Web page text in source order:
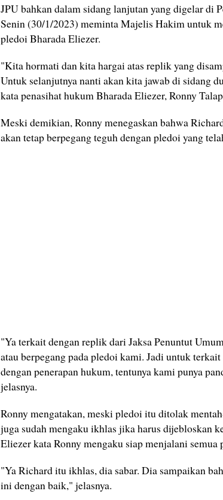
JPU bahkan dalam sidang lanjutan yang digelar di
Senin (30/1/2023) meminta Majelis Hakim untuk
pledoi Bharada Eliezer.
"Kita hormati dan kita hargai atas replik yang
Untuk selanjutnya nanti akan kita jawab di sidang
kata penasihat hukum Bharada Eliezer, Ronny
Meski demikian, Ronny menegaskan bahwa
akan tetap berpegang teguh dengan pledoi yang
"Ya terkait dengan replik dari Jaksa Penuntut
atau berpegang pada pledoi kami. Jadi untuk
dengan penerapan hukum, tentunya kami punya
jelasnya.
Ronny mengatakan, meski pledoi itu ditolak
juga sudah mengaku ikhlas jika harus dijebloskan
Eliezer kata Ronny mengaku siap menjalani semua
"Ya Richard itu ikhlas, dia sabar. Dia sampaikan
ini dengan baik," jelasnya.